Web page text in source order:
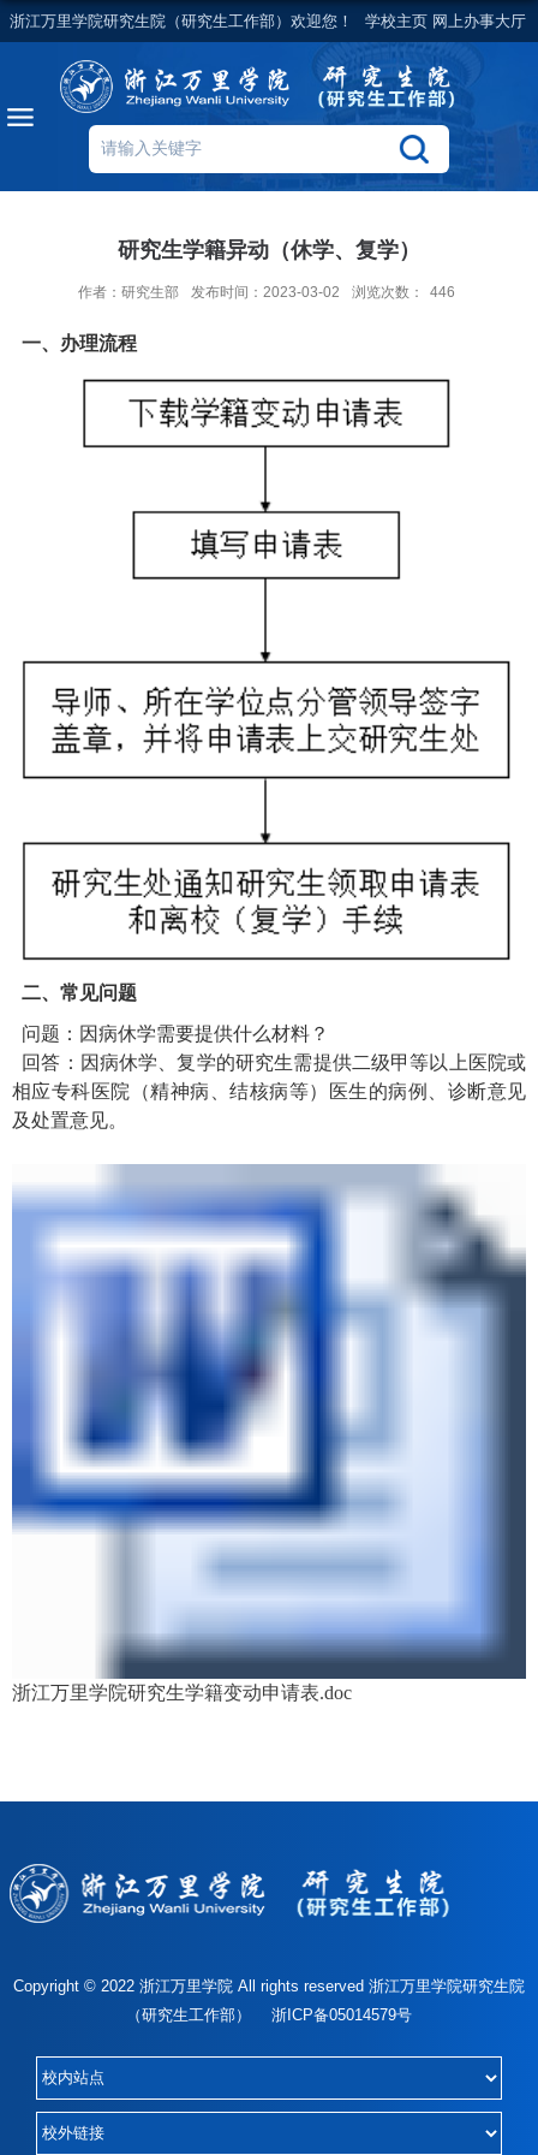
浙江万里学院研究生院（研究生工作部）欢迎您！ 学校主页 网上办事大厅
研究生学籍异动（休学、复学）
作者：研究生部 发布时间：2023-03-02 浏览次数： 446
一、办理流程
二、常见问题
问题：因病休学需要提供什么材料？
回答：因病休学、复学的研究生需提供二级甲等以上医院或
相应专科医院（精神病、结核病等）医生的病例、诊断意见
及处置意见。
浙江万里学院研究生学籍变动申请表.doc
Copyright © 2022 浙江万里学院 All rights reserved 浙江万里学院研究生院
（研究生工作部） 浙ICP备05014579号